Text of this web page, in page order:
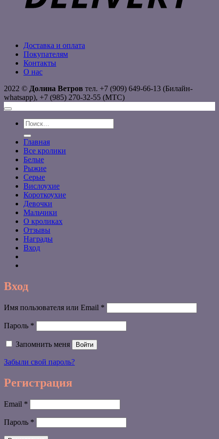
Доставка и оплата
Покупателям
Контакты
О нас
2022 © Долина Ветров тел. +7 (909) 649-66-13 (Билайн-
whatsapp), +7 (985) 270-32-55 (МТС)
Искать:
Главная
Все кролики
Белые
Рыжие
Серые
Вислоухие
Короткоухие
Девочки
Мальчики
О кроликах
Отзывы
Награды
Вход
Вход
Имя пользователя или Email *
Пароль *
Запомнить меня Войти
Забыли свой пароль?
Регистрация
Email *
Пароль *